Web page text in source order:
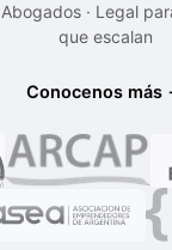
· Legal
que escalan
Conocenos más